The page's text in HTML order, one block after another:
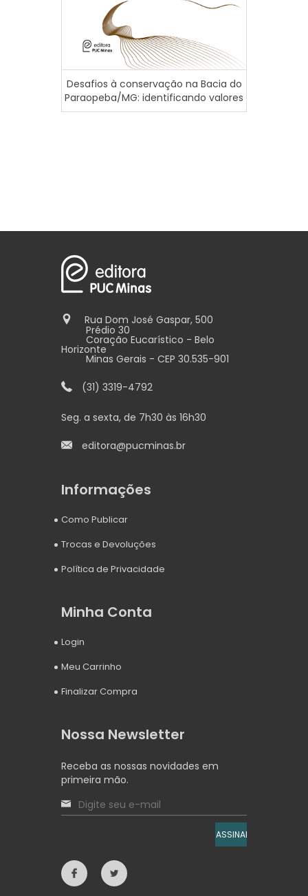
Desafios à conservação na Bacia do
Paraopeba/MG: identificando valores
Rua Dom José Gaspar, 500
Prédio 30
Coração Eucarístico - Belo
Horizonte
Minas Gerais - CEP 30.535-901
(31) 3319-4792
Seg. a sexta, de 7h30 às 16h30
editora@pucminas.br
Informações
Como Publicar
Trocas e Devoluções
Política de Privacidade
Minha Conta
Login
Meu Carrinho
Finalizar Compra
Nossa Newsletter
Receba as nossas novidades em
primeira mão.
ASSINAR